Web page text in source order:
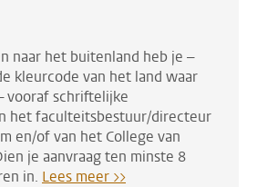
naar het buitenland heb je –
kleurcode van het land waar
vooraf schriftelijke
het faculteitsbestuur/directeur
en/of van het College van
je aanvraag ten minste 8
in. Lees meer >>